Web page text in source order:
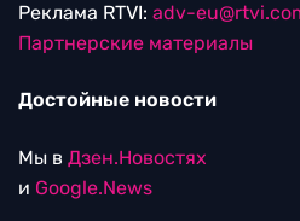
Реклама RTVI: adv-
Партнерские материалы
Достойные новости
Мы в Дзен.Новостях
и Google.News